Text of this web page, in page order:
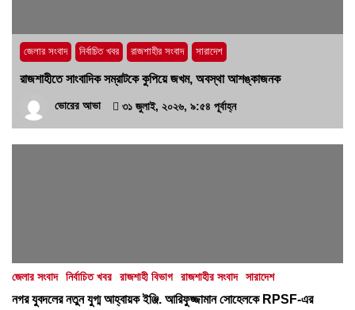
জেলার সংবাদ নির্বাচিত খবর রাজশাহীর সংবাদ সারাদেশ
রাজশাহীতে সাংবাদিক সম্রাটকে কুপিয়ে জখম, অবস্থা আশঙ্কাজনক
ভোরের আভা ৩১ জুলাই, ২০২৬, ৯:৫৪ পূর্বাহ্ন
জেলার সংবাদ নির্বাচিত খবর রাজশাহী বিভাগ রাজশাহীর সংবাদ সারাদেশ
নগর যুবদলের নতুন যুগ্ম আহ্বায়ক ইঞ্জি. আরিফুজ্জামান সোহেলকে RPSF-এর